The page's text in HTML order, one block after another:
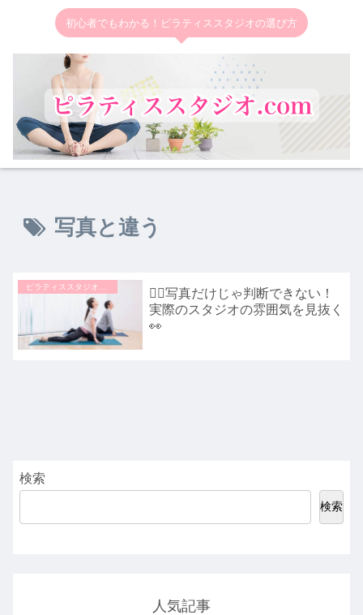
初心者でもわかる！ピラティススタジオの選び方
写真と違う
🧘‍♀️写真だけじゃ判断できない！
実際のスタジオの雰囲気を見抜く
👀
検索
検索
人気記事